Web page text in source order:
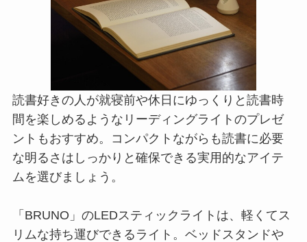
読書好きの人が就寝前や休日にゆっくりと読書時
間を楽しめるようなリーディングライトのプレゼ
ントもおすすめ。コンパクトながらも読書に必要
な明るさはしっかりと確保できる実用的なアイテ
ムを選びましょう。
「BRUNO」のLEDスティックライトは、軽くてス
リムな持ち運びできるライト。ベッドスタンドや